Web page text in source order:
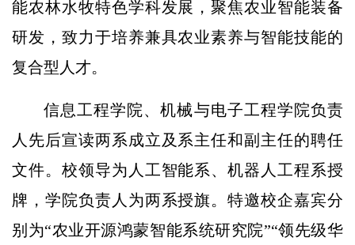
能农林水牧特色学科发展，聚焦农业智能装备
研发，致力于培养兼具农业素养与智能技能的
复合型人才。
信息工程学院、机械与电子工程学院负责
人先后宣读两系成立及系主任和副主任的聘任
文件。校领导为人工智能系、机器人工程系授
牌，学院负责人为两系授旗。特邀校企嘉宾分
别为“农业开源鸿蒙智能系统研究院”“领先级华